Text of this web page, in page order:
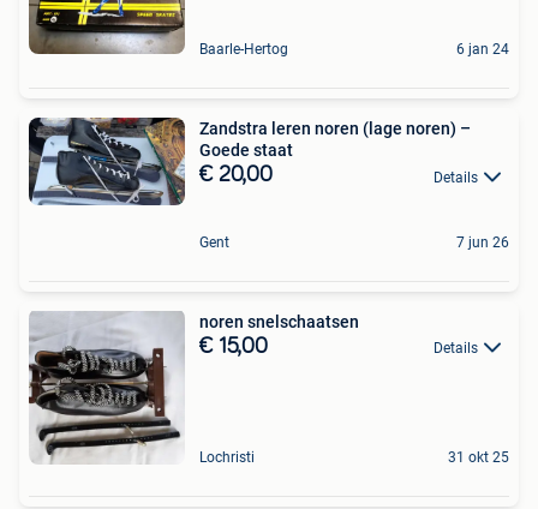
Baarle-Hertog 6 jan 24
Zandstra leren noren (lage noren) –
Goede staat
€ 20,00 Details
Gent 7 jun 26
noren snelschaatsen
€ 15,00 Details
Lochristi 31 okt 25